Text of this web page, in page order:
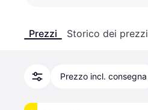
Prezzi Storico dei prezzi
Prezzo incl. consegna